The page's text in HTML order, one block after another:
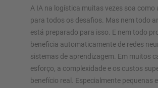
A IA na logística muitas vezes soa como
para todos os desafios. Mas nem todo
está preparado para isso. E nem todo
beneficia automaticamente de redes
sistemas de aprendizagem. Em muitos
esforço, a complexidade e os custos
benefício real. Especialmente pequenas